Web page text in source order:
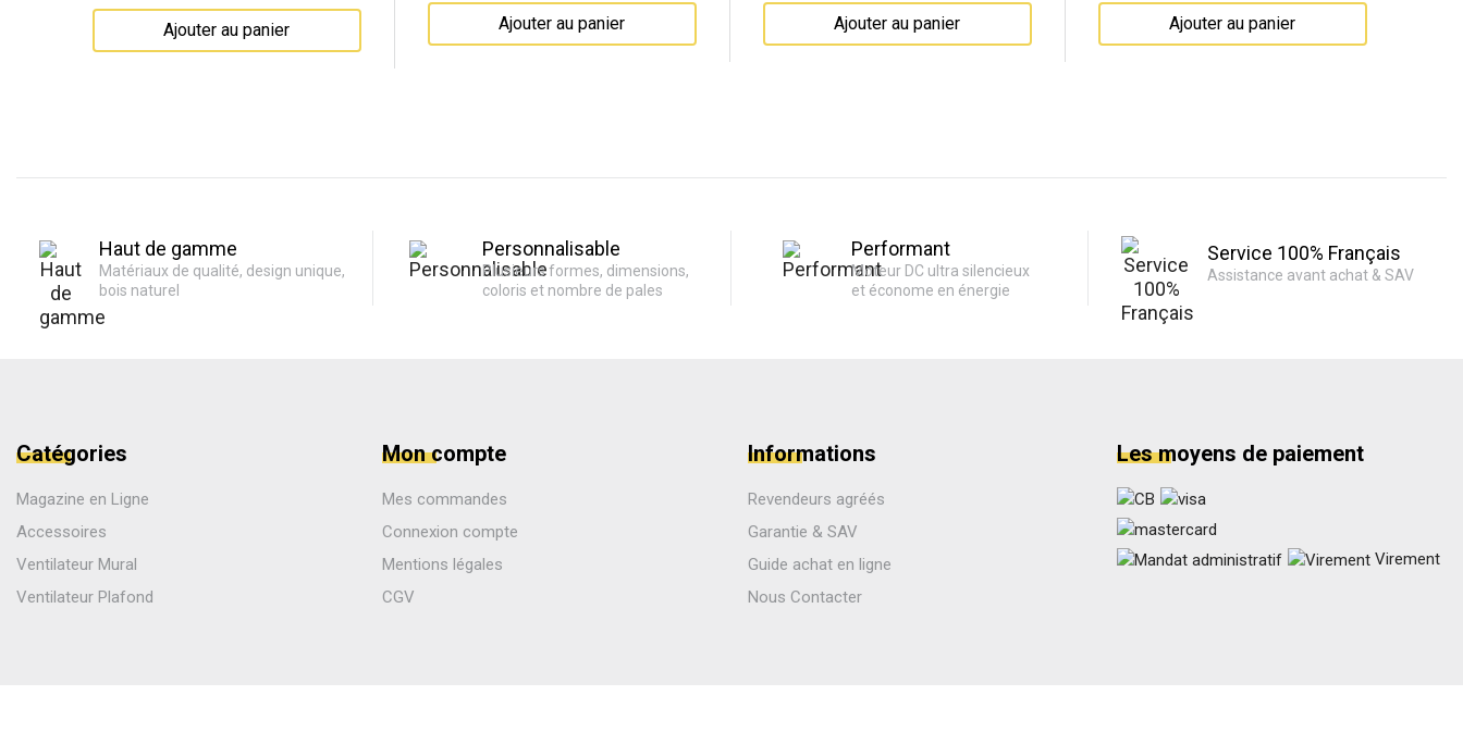
Ajouter au panier Ajouter au panier Ajouter au panier Ajouter au panier
Haut de gamme
Matériaux de qualité, design unique,
bois naturel
Personnalisable
Plusieurs formes, dimensions,
coloris et nombre de pales
Performant
Moteur DC ultra silencieux
et économe en énergie
Service 100% Français
Assistance avant achat & SAV
Catégories
Magazine en Ligne
Accessoires
Ventilateur Mural
Ventilateur Plafond
Mon compte
Mes commandes
Connexion compte
Mentions légales
CGV
Informations
Revendeurs agréés
Garantie & SAV
Guide achat en ligne
Nous Contacter
Les moyens de paiement
Virement